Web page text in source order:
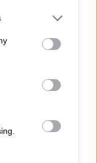
or more Google
You may click to
party tags to
in below Google